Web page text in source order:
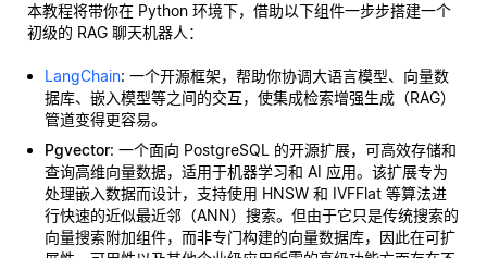
本教程将带你在 Python 环境下，借助以下组件一步步搭建一个
初级的 RAG 聊天机器人：
LangChain: 一个开源框架，帮助你协调大语言模型、向量数
据库、嵌入模型等之间的交互，使集成检索增强生成（RAG）
管道变得更容易。
Pgvector: 一个面向 PostgreSQL 的开源扩展，可高效存储和
查询高维向量数据，适用于机器学习和 AI 应用。该扩展专为
处理嵌入数据而设计，支持使用 HNSW 和 IVFFlat 等算法进
行快速的近似最近邻（ANN）搜索。但由于它只是传统搜索的
向量搜索附加组件，而非专门构建的向量数据库，因此在可扩